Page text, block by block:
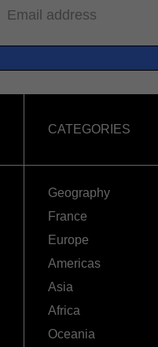
Email address
CATEGORIES
Geography
France
Europe
Americas
Asia
Africa
Oceania